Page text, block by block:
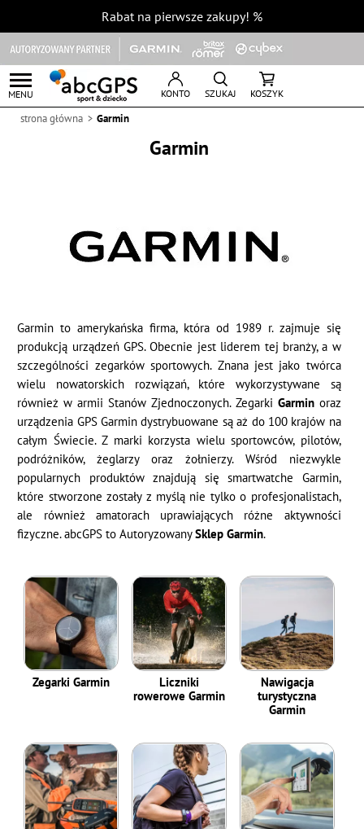
Rabat na pierwsze zakupy! %
MENU KONTO SZUKAJ KOSZYK
strona główna Garmin
Garmin
Garmin to amerykańska firma, która od 1989 r. zajmuje się
produkcją urządzeń GPS. Obecnie jest liderem tej branży, a w
szczególności zegarków sportowych. Znana jest jako twórca
wielu nowatorskich rozwiązań, które wykorzystywane są
również w armii Stanów Zjednoczonych. Zegarki Garminoraz
urządzenia GPS Garmin dystrybuowane są aż do 100 krajów na
całym Świecie. Z marki korzysta wielu sportowców, pilotów,
podróżników, żeglarzy oraz żołnierzy. Wśród niezwykle
popularnych produktów znajdują się smartwatche Garmin,
które stworzone zostały z myślą nie tylko o profesjonalistach,
ale również amatorach uprawiających różne aktywności
fizyczne. abcGPS to AutoryzowanySklep Garmin.
Zegarki Garmin
Liczniki
rowerowe Garmin
Nawigacja
turystyczna
Garmin